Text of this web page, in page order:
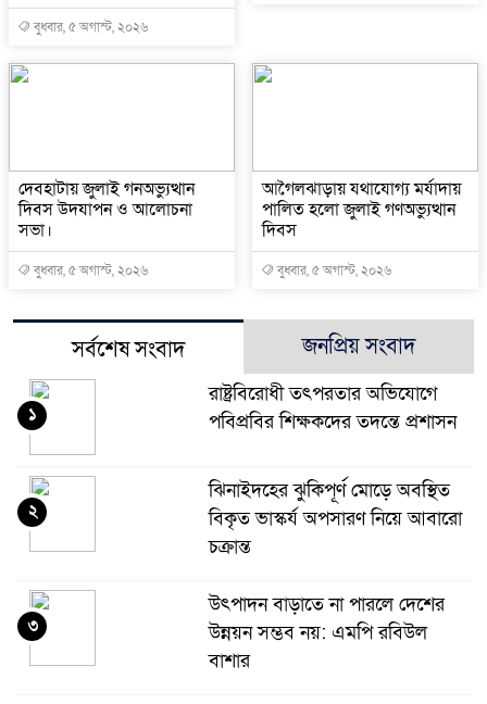
বুধবার, ৫ অগাস্ট, ২০২৬
দেবহাটায় জুলাই গনঅভ্যুত্থান
দিবস উদযাপন ও আলোচনা
সভা।
বুধবার, ৫ অগাস্ট, ২০২৬
আগৈলঝাড়ায় যথাযোগ্য মর্যাদায়
পালিত হলো জুলাই গণঅভ্যুত্থান
দিবস
বুধবার, ৫ অগাস্ট, ২০২৬
সর্বশেষ সংবাদ জনপ্রিয় সংবাদ
রাষ্ট্রবিরোধী তৎপরতার অভিযোগে
পবিপ্রবির শিক্ষকদের তদন্তে প্রশাসন
১
ঝিনাইদহের ঝুকিপূর্ণ মোড়ে অবস্থিত
বিকৃত ভাস্কর্য অপসারণ নিয়ে আবারো
চক্রান্ত
২
উৎপাদন বাড়াতে না পারলে দেশের
উন্নয়ন সম্ভব নয়: এমপি রবিউল
বাশার
৩